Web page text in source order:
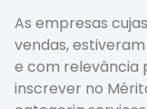
As empresas
vendas,
e com relevância
inscrever no